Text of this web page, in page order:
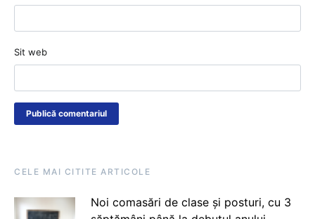
Sit web
CELE MAI CITITE ARTICOLE
Noi comasări de clase și posturi, cu 3